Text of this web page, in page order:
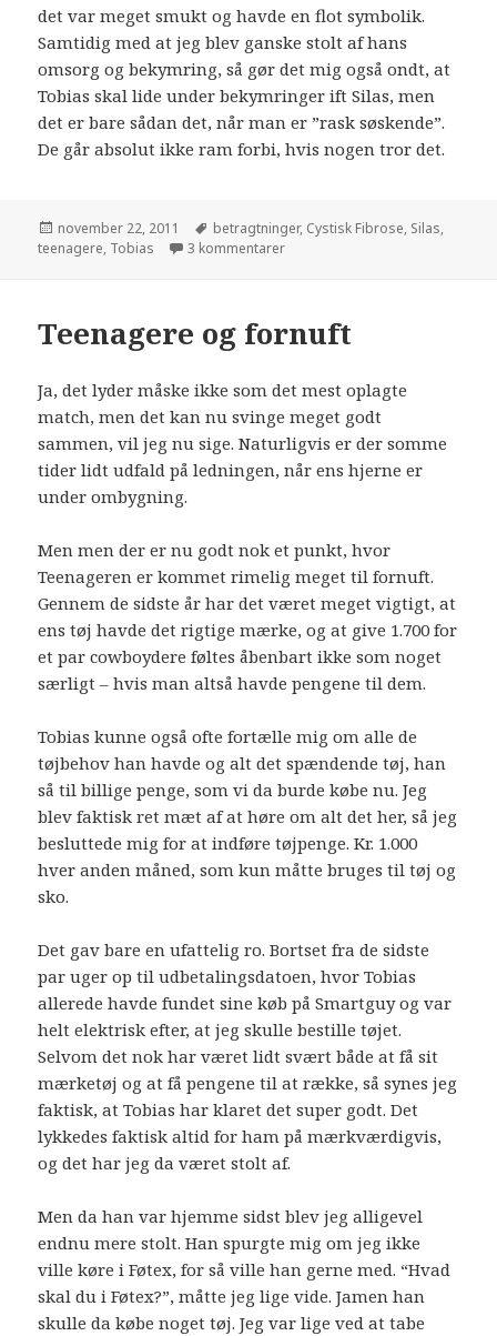
det var meget smukt og havde en flot symbolik.
Samtidig med at jeg blev ganske stolt af hans
omsorg og bekymring, så gør det mig også ondt, at
Tobias skal lide under bekymringer ift Silas, men
det er bare sådan det, når man er ”rask søskende”.
De går absolut ikke ram forbi, hvis nogen tror det.
november 22, 2011 betragtninger, Cystisk Fibrose, Silas,
teenagere, Tobias 3 kommentarer
Teenagere og fornuft
Ja, det lyder måske ikke som det mest oplagte
match, men det kan nu svinge meget godt
sammen, vil jeg nu sige. Naturligvis er der somme
tider lidt udfald på ledningen, når ens hjerne er
under ombygning.
Men men der er nu godt nok et punkt, hvor
Teenageren er kommet rimelig meget til fornuft.
Gennem de sidste år har det været meget vigtigt, at
ens tøj havde det rigtige mærke, og at give 1.700 for
et par cowboydere føltes åbenbart ikke som noget
særligt – hvis man altså havde pengene til dem.
Tobias kunne også ofte fortælle mig om alle de
tøjbehov han havde og alt det spændende tøj, han
så til billige penge, som vi da burde købe nu. Jeg
blev faktisk ret mæt af at høre om alt det her, så jeg
besluttede mig for at indføre tøjpenge. Kr. 1.000
hver anden måned, som kun måtte bruges til tøj og
sko.
Det gav bare en ufattelig ro. Bortset fra de sidste
par uger op til udbetalingsdatoen, hvor Tobias
allerede havde fundet sine køb på Smartguy og var
helt elektrisk efter, at jeg skulle bestille tøjet.
Selvom det nok har været lidt svært både at få sit
mærketøj og at få pengene til at række, så synes jeg
faktisk, at Tobias har klaret det super godt. Det
lykkedes faktisk altid for ham på mærkværdigvis,
og det har jeg da været stolt af.
Men da han var hjemme sidst blev jeg alligevel
endnu mere stolt. Han spurgte mig om jeg ikke
ville køre i Føtex, for så ville han gerne med. “Hvad
skal du i Føtex?”, måtte jeg lige vide. Jamen han
skulle da købe noget tøj. Jeg var lige ved at tabe